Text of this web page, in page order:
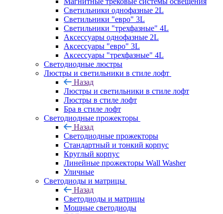
Светильники однофазные 2L
Светильники "евро" 3L
Светильники "трехфазные" 4L
Аксессуары однофазные 2L
Аксессуары "евро" 3L
Аксессуары "трехфазные" 4L
Светодиодные люстры
Люстры и светильники в стиле лофт
Назад
Люстры и светильники в стиле лофт
Люстры в стиле лофт
Бра в стиле лофт
Светодиодные прожекторы
Назад
Светодиодные прожекторы
Стандартный и тонкий корпус
Круглый корпус
Линейные прожекторы Wall Washer
Уличные
Светодиоды и матрицы
Назад
Светодиоды и матрицы
Мощные светодиоды